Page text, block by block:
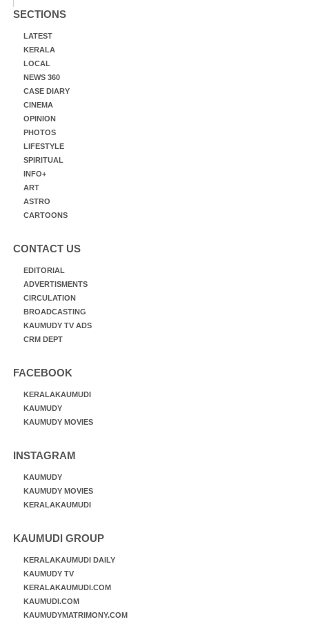
SECTIONS
LATEST
KERALA
LOCAL
NEWS 360
CASE DIARY
CINEMA
OPINION
PHOTOS
LIFESTYLE
SPIRITUAL
INFO+
ART
ASTRO
CARTOONS
CONTACT US
EDITORIAL
ADVERTISMENTS
CIRCULATION
BROADCASTING
KAUMUDY TV ADS
CRM DEPT
FACEBOOK
KERALAKAUMUDI
KAUMUDY
KAUMUDY MOVIES
INSTAGRAM
KAUMUDY
KAUMUDY MOVIES
KERALAKAUMUDI
KAUMUDI GROUP
KERALAKAUMUDI DAILY
KAUMUDY TV
KERALAKAUMUDI.COM
KAUMUDI.COM
KAUMUDYMATRIMONY.COM